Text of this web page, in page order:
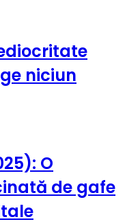
niciun
O
de gafe